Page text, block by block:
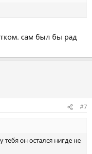
сам был бы рад
#7
тебя он остался нигде не